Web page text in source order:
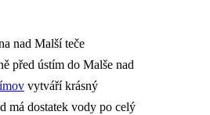
nad Malší teče
před ústím do Malše nad
vytváří krásný
má dostatek vody po celý